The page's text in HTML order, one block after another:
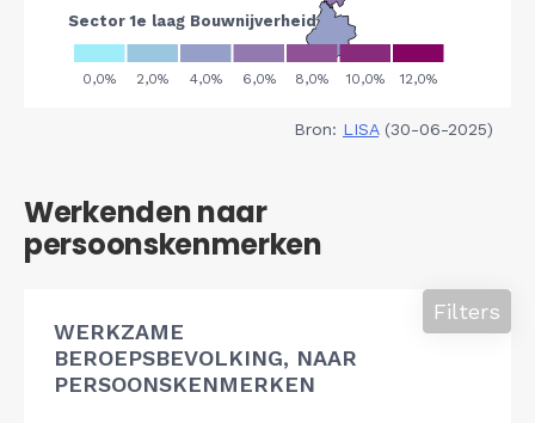
Bron: LISA(30-06-2025)
Werkenden naar
persoonskenmerken
WERKZAME
BEROEPSBEVOLKING, NAAR
PERSOONSKENMERKEN
Filters